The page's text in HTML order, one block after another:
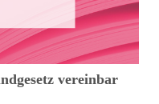
vereinbar